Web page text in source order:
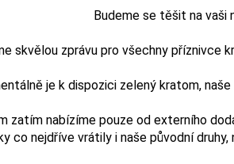
Budeme se těšit na vaši
skvělou zprávu pro všechny příznivce
je k dispozici zelený kratom,
zatím nabízíme pouze od externího
co nejdříve vrátily i naše původní